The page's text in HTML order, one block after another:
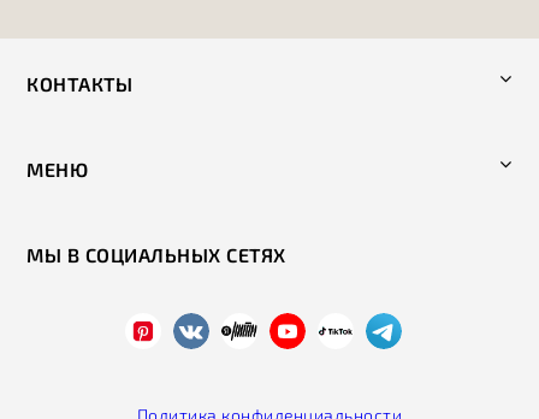
КОНТАКТЫ
МЕНЮ
МЫ В СОЦИАЛЬНЫХ СЕТЯХ
Политика конфиденциальности